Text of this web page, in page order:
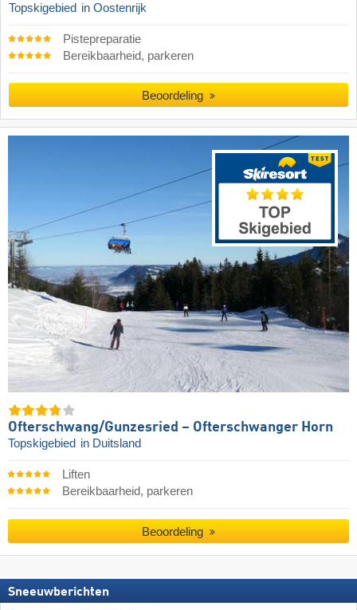
Topskigebied in Oostenrijk
Pistepreparatie
Bereikbaarheid, parkeren
Beoordeling
Ofterschwang/​Gunzesried – Ofterschwanger Horn
Topskigebied in Duitsland
Liften
Bereikbaarheid, parkeren
Beoordeling
Sneeuwberichten